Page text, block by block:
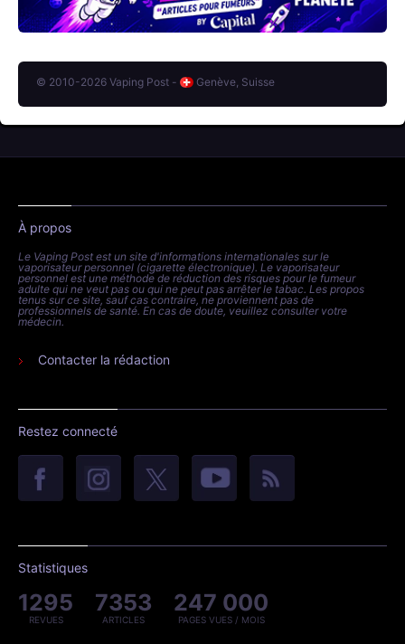
© 2010-2026 Vaping Post - Genève, Suisse
À propos
Le Vaping Post est un site d'informations internationales sur le
vaporisateur personnel (cigarette électronique). Le vaporisateur
personnel est une méthode de réduction des risques pour le fumeur
adulte qui ne veut pas ou qui ne peut pas arrêter le tabac. Les propos
tenus sur ce site, sauf cas contraire, ne proviennent pas de
professionnels de santé. En cas de doute, veuillez consulter votre
médecin.
Contacter la rédaction
Restez connecté
Statistiques
1295
REVUES
7353
ARTICLES
247 000
PAGES VUES / MOIS